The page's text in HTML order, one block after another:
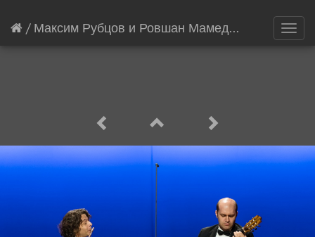
/ Максим Рубцов и Ровшан Мамедкулиев XVI Московский международный фестиваль «Виртуозы гитары»